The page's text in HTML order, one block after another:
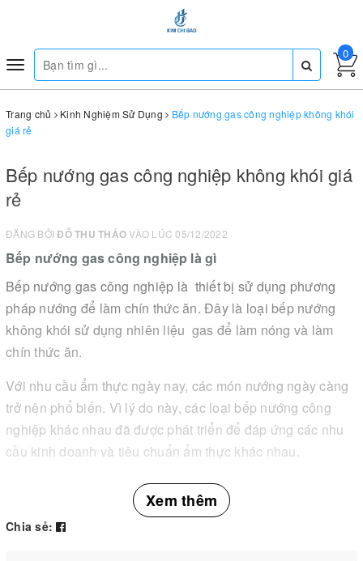
Toggle
navigation
0
Trang chủ Kinh Nghiệm Sử Dụng
Bếp nướng gas công nghiệp không khói
giá rẻ
Bếp nướng gas công nghiệp không khói giá
rẻ
ĐĂNG BỞIĐỖ THU THẢOVÀO LÚC 05/12/2022
Bếp nướng gas công nghiệp là gì
Bếp nướng gas công nghiệp là thiết bị sử dụng phương
pháp nướng để làm chín thức ăn. Đây là loại bếp nướng
không khói sử dụng nhiên liệu gas để làm nóng và làm
chín thức ăn.
Với nhu cầu ẩm thực ngày nay, các món nướng ngày càng
trở nên phổ biến. Vì lý do này, các loại bếp nướng công
nghiệp khác nhau đã được phát triển để đáp ứng các nhu
cầu kinh doanh và tiêu chuẩn ẩm thực khác nhau.
Dòng bếp nướng gas công nghiệp là một dòng bếp được
sử dụng rộng rãi khác. Nó có thể cung cấp một lượng lớn
thực phẩm trong thời gian ngắn, mang đến cho người tiêu
Xem thêm
Chia sẻ: